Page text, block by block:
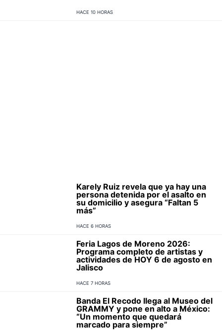
HACE 10 HORAS
Karely Ruiz revela que ya hay una
persona detenida por el asalto en
su domicilio y asegura “Faltan 5
más”
HACE 6 HORAS
Feria Lagos de Moreno 2026:
Programa completo de artistas y
actividades de HOY 6 de agosto en
Jalisco
HACE 7 HORAS
Banda El Recodo llega al Museo del
GRAMMY y pone en alto a México:
“Un momento que quedará
marcado para siempre”